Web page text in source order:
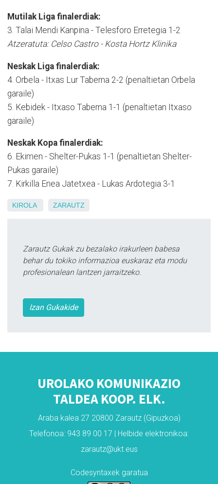
Mutilak Liga finalerdiak:
3. Talai Mendi Kanpina - Telesforo Erretegia 1-2
Atzeratuta: Celso Castro - Kosta Hortz Klinika
Neskak Liga finalerdiak:
4. Orbela - Itxas Lur Taberna 2-2 (penaltietan Orbela
garaile)
5. Kebidek - Itxaso Taberna 1-1 (penaltietan Itxaso
garaile)
Neskak Kopa finalerdiak:
6. Ekimen - Shelter-Pukas 1-1 (penaltietan Shelter-
Pukas garaile)
7. Kirkilla Enea Jatetxea - Lukas Ardotegia 3-1
KIROLA ZARAUTZ
Zarautz Gukak zu bezalako irakurleen babesa
behar du tokiko informazioa euskaraz eta modu
profesionalean lantzen jarraitzeko.
Izan Gukakide
UROLAKO KOMUNIKAZIO
TALDEA KOOP. ELK.
Araba kalea 27 20800 Zarautz (Gipuzkoa)
Telefonoa: 943 89 00 17 | Helbide elektronikoa:
zarautz@ukt.eus
Codesyntaxek garatua